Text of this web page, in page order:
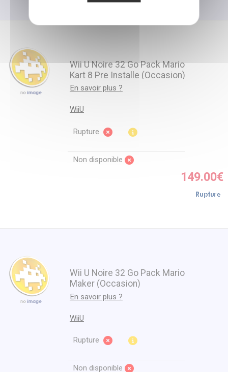
Wii U Noire 32 Go Pack Mario
Kart 8 Pre Installe (Occasion)
En savoir plus ?
WiiU
Rupture
Non disponible
149.00€
Wii U Noire 32 Go Pack Mario
Maker (Occasion)
En savoir plus ?
WiiU
Rupture
Non disponible